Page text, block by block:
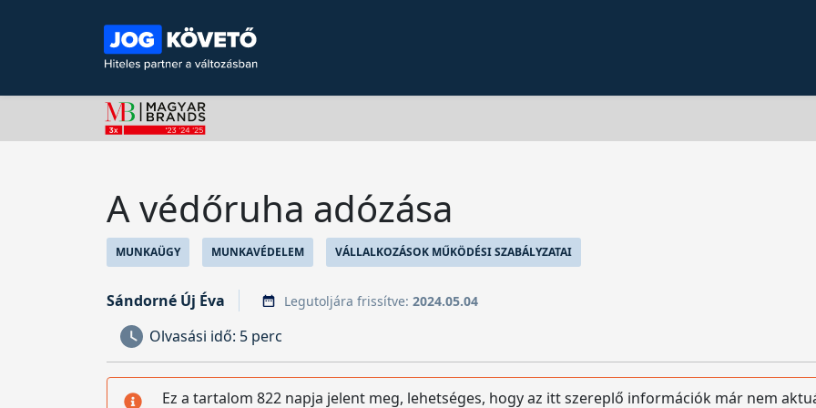
A védőruha adózása
MUNKAÜGY MUNKAVÉDELEM VÁLLALKOZÁSOK MŰKÖDÉSI SZABÁLYZATAI
Sándorné Új Éva Legutoljára frissítve: 2024.05.04
Olvasási idő: 5 perc
Ez a tartalom 822 napja jelent meg, lehetséges, hogy az itt szereplő információk már nem